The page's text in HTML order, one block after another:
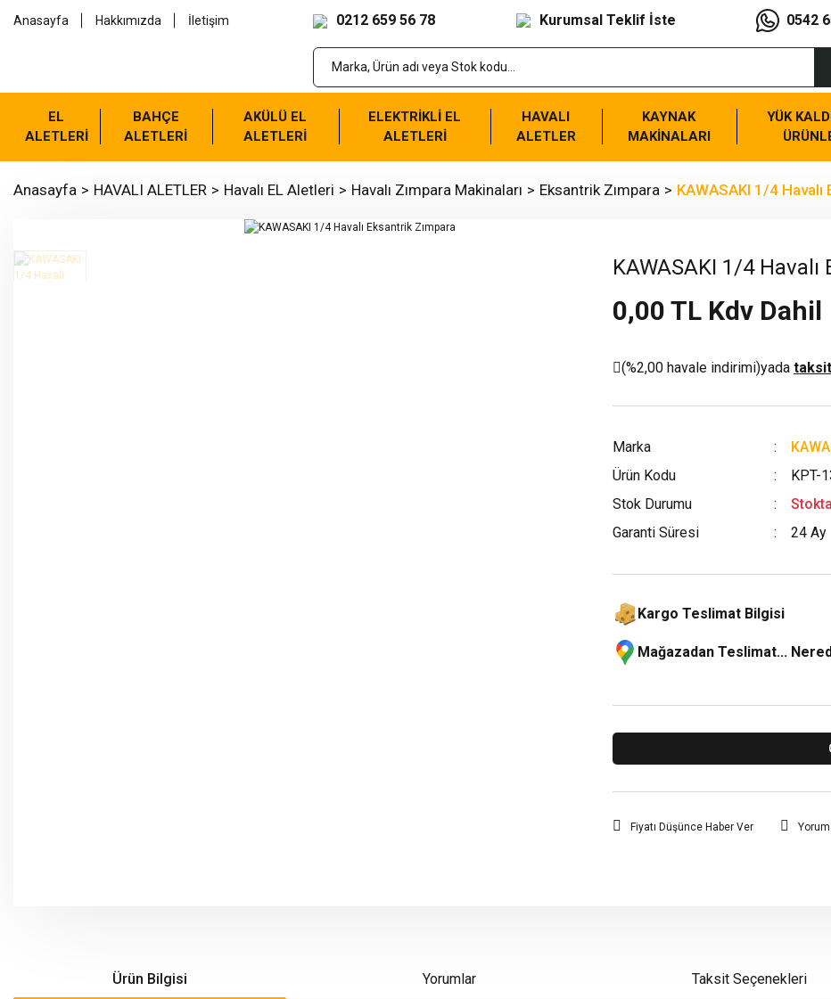
Anasayfa Hakkımızda İletişim 0212 659 56 78 Kurumsal Teklif İste 0542
EL
ALETLERİ
BAHÇE
ALETLERİ
AKÜLÜ EL
ALETLERİ
ELEKTRİKLİ EL
ALETLERİ
HAVALI
ALETLER
KAYNAK
MAKİNALARI
YÜK
Anasayfa HAVALI ALETLER Havalı EL Aletleri Havalı Zımpara Makinaları Eksantrik Zımpara KAWASAKI 1/4
KAWASAKI 1/4
0,00 TL Kdv Dahil
(%2,00 havale indirimi)yada
Marka
Ürün Kodu
KPT-
Stok Durumu
Garanti Süresi
24 Ay
Kargo Teslimat Bilgisi
Mağazadan Teslimat...
Fiyatı Düşünce Haber Ver
Ürün Bilgisi Yorumlar Taksit Seçenekleri